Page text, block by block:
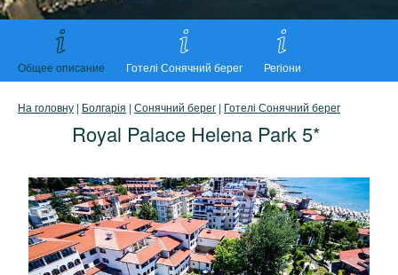
Общее описание Готелі Сонячний берег Регіони
На головну | Болгарія | Сонячний берег | Готелі Сонячний берег
Royal Palace Helena Park 5*